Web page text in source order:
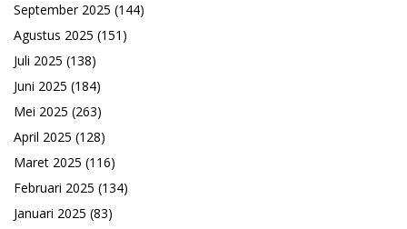
September 2025 (144)
Agustus 2025 (151)
Juli 2025 (138)
Juni 2025 (184)
Mei 2025 (263)
April 2025 (128)
Maret 2025 (116)
Februari 2025 (134)
Januari 2025 (83)